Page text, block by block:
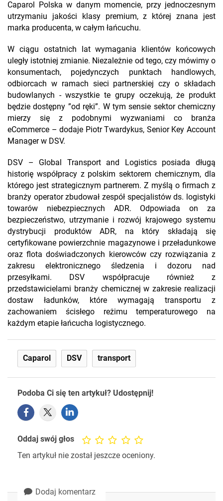
Caparol Polska w danym momencie, przy jednoczesnym
utrzymaniu jakości klasy premium, z której znana jest
marka producenta, w całym łańcuchu.
W ciągu ostatnich lat wymagania klientów końcowych
uległy istotniej zmianie. Niezależnie od tego, czy mówimy o
konsumentach, pojedynczych punktach handlowych,
odbiorcach w ramach sieci partnerskiej czy o składach
budowlanych - wszystkie te grupy oczekują, że produkt
będzie dostępny ”od ręki”. W tym sensie sektor chemiczny
mierzy się z podobnymi wyzwaniami co branża
eCommerce – dodaje Piotr Twardykus, Senior Key Account
Manager w DSV.
DSV – Global Transport and Logistics posiada długą
historię współpracy z polskim sektorem chemicznym, dla
którego jest strategicznym partnerem. Z myślą o firmach z
branży operator zbudował zespół specjalistów ds. logistyki
towarów niebezpiecznych ADR. Odpowiada on za
bezpieczeństwo, utrzymanie i rozwój krajowego systemu
dystrybucji produktów ADR, na który składają się
certyfikowane powierzchnie magazynowe i przeładunkowe
oraz flota doświadczonych kierowców czy rozwiązania z
zakresu elektronicznego śledzenia i dozoru nad
przesyłkami. DSV współpracuje również z
przedstawicielami branży chemicznej w zakresie realizacji
dostaw ładunków, które wymagają transportu z
zachowaniem ścisłego reżimu temperaturowego na
każdym etapie łańcucha logistycznego.
Caparol DSV transport
Podoba Ci się ten artykuł? Udostępnij!
Oddaj swój głos
Ten artykuł nie został jeszcze oceniony.
Dodaj komentarz